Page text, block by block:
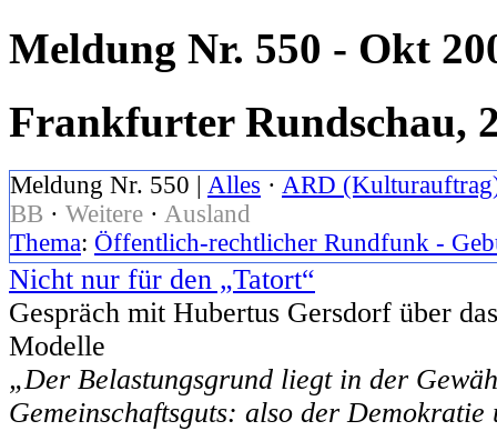
Meldung Nr. 550 - Okt
Frankfurter Rundschau,
Meldung Nr. 550 | Alles · ARD
BB · Weitere · Ausland
Thema: Öffentlich-rechtlicher Rundfunk -
Nicht nur für den „Tatort“
Gespräch mit Hubertus Gersdorf über
Modelle
„Der Belastungsgrund liegt in der
Gemeinschaftsguts: also der